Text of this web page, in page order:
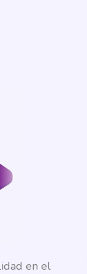
en el